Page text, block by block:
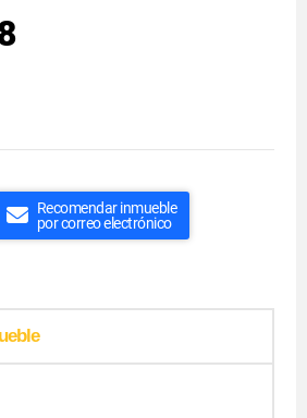
Recomendar inmueble
por correo electrónico